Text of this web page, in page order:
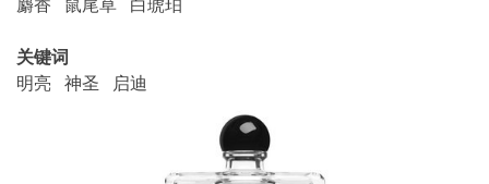
麝香 鼠尾草 白琥珀
关键词
明亮 神圣 启迪